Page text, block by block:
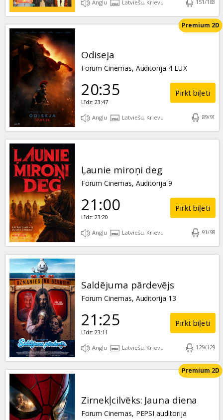
Angļu Latviešu, Krievu 151 /183
Odiseja
Forum Cinemas, Auditorija 4 LUX
Premium 2D
20:35
Līdz: 23:47
Pirkt biļeti
Angļu Latviešu, Krievu 89/91
Ļaunie miroņi deg
Forum Cinemas, Auditorija 9
21:00
Līdz: 23:20
Pirkt biļeti
Angļu Latviešu, Krievu 91/98
Saldējuma pārdevējs
Forum Cinemas, Auditorija 13
21:25
Līdz: 23:11
Pirkt biļeti
Angļu Latviešu, Krievu 129/129
Zirnekļcilvēks: Jauna diena
Forum Cinemas, PEPSI auditorija
Premium 2D